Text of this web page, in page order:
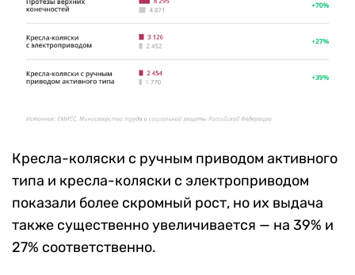
Кресла-коляски с ручным приводом активного
типа и кресла-коляски с электроприводом
показали более скромный рост, но их выдача
также существенно увеличивается — на 39% и
27% соответственно.